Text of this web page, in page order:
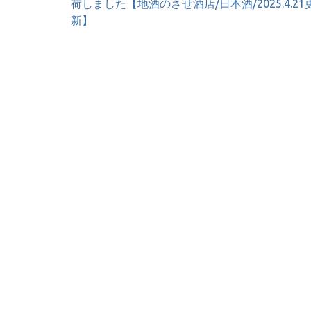
ナ
荷しました【地酒のさせ酒店/日本酒/2025.4.21
新】